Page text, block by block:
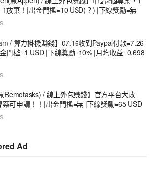
1放棄！|出金門檻=10 USD(？) |下線獎勵=無
/ 算力掛機賺錢】07.16收到Paypal付款=7.26
門檻=1 USD |下線獎勵=10% |月均收益=0.698
Remotasks) / 線上外包賺錢】官方平台大改
案可申請！！|出金門檻=無 |下線獎勵=65 USD
Ad